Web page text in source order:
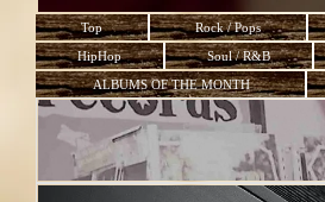
Top Rock / Pops
HipHop
Soul / R&B
ALBUMS OF THE MONTH